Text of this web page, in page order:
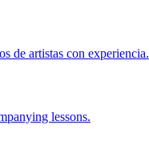
de artistas con experiencia.
lessons.